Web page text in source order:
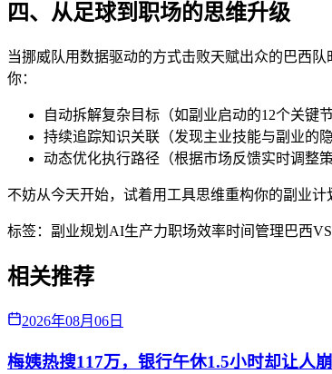
四、从足球到职场的思维升级
当挪威队用数据驱动的方式击败天赋出众的巴西
你：
自动拆解复杂目标（如副业启动的12个关键节
持续追踪知识关联（发现主业技能与副业的隐
动态优化执行路径（根据市场反馈实时调整策
不妨从今天开始，试着用工具思维重构你的副业计
标签： 副业规划 AI生产力职场效率时间管理 巴西
相关推荐
2026年08月06日
梅姨热搜117万，银行午休1.5小时却让人